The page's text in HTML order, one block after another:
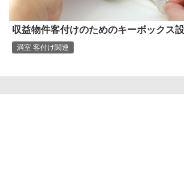
収益物件客付けのためのキーボックス
満室 客付け関連